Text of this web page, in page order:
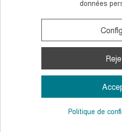
données
Politique de